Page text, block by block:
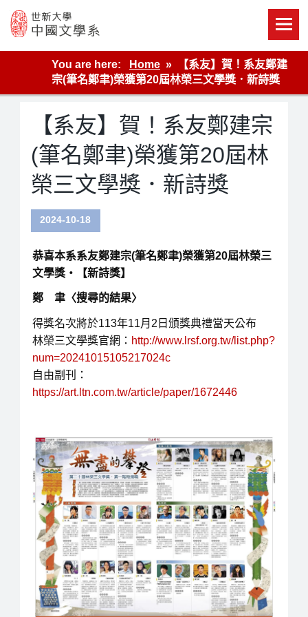
content
世新大學教學單位的網站
You are here:
Home
【系友】賀！系友鄭建
宗(筆名鄭聿)榮獲第20屆林榮三文學獎．新詩獎
【系友】賀！系友鄭建宗
(筆名鄭聿)榮獲第20屆林
榮三文學獎．新詩獎
2024-10-18
恭喜本系系友鄭建宗(筆名鄭聿)榮獲第20屆林榮三
文學獎‧
【新詩獎】
鄭 聿〈搜尋的結果〉
得獎名次將於113年11月2日頒獎典禮當天公布
林榮三文學獎官網： http://www.lrsf.org.tw/list.php?
num=20241015105217024c
自由副刊：
https://art.ltn.com.tw/article/paper/1672446